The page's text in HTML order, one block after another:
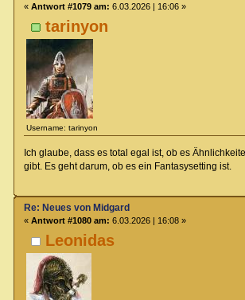
tarinyon
Username: tarinyon
« Antwort #1079 am: 6.03.2026 | 16:06 »
Ich glaube, dass es total egal ist, ob es
gibt. Es geht darum, ob es ein Fantasysetting ist.
Leonidas
Re: Neues von Midgard
« Antwort #1080 am: 6.03.2026 | 16:08 »